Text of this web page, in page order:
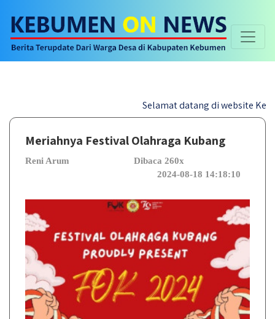
Selamat datang di website Kebumen
Meriahnya Festival Olahraga Kubang
Reni Arum
Dibaca 260x
2024-08-18 14:18:10